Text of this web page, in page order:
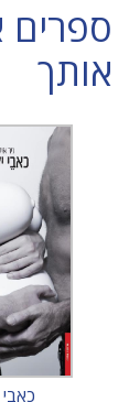
ספרים
אותך